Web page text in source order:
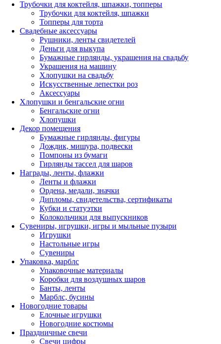
Трубочки для коктейля, шпажки, топперы
Трубочки для коктейля, шпажки
Топперы для торта
Свадебные аксессуары
Рушники, ленты свидетелей
Деньги для выкупа
Бумажные гирлянды, украшения на свадьбу
Украшения на машину
Хлопушки на свадьбу
Искусственные лепестки роз
Аксессуары
Хлопушки и бенгальские огни
Бенгальские огни
Хлопушки
Декор помещения
Бумажные гирлянды, фигуры
Дождик, мишура, подвески
Помпоны из бумаги
Гирлянды тассел для шаров
Награды, ленты, флажки
Ленты и флажки
Ордена, медали, значки
Дипломы, свидетельства, сертификаты
Кубки и статуэтки
Колокольчики для выпускников
Сувениры, игрушки, игры и мыльные пузыри
Игрушки
Настольные игры
Сувениры
Упаковка, марблс
Упаковочные материалы
Коробки для воздушных шаров
Банты, ленты
Марблс, бусины
Новогодние товары
Елочные игрушки
Новогодние костюмы
Праздничные свечи
Свечи цифры